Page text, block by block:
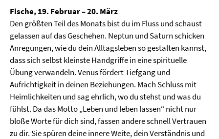
Fische, 19. Februar – 20. März
Den größten Teil des Monats bist du im Fluss und schaust
gelassen auf das Geschehen. Neptun und Saturn schicken
Anregungen, wie du dein Alltagsleben so gestalten kannst,
dass sich selbst kleinste Handgriffe in eine spirituelle
Übung verwandeln. Venus fördert Tiefgang und
Aufrichtigkeit in deinen Beziehungen. Mach Schluss mit
Heimlichkeiten und sag ehrlich, wo du stehst und was du
fühlst. Da das Motto „Leben und leben lassen“ nicht nur
bloße Worte für dich sind, fassen andere schnell Vertrauen
zu dir. Sie spüren deine innere Weite, dein Verständnis und